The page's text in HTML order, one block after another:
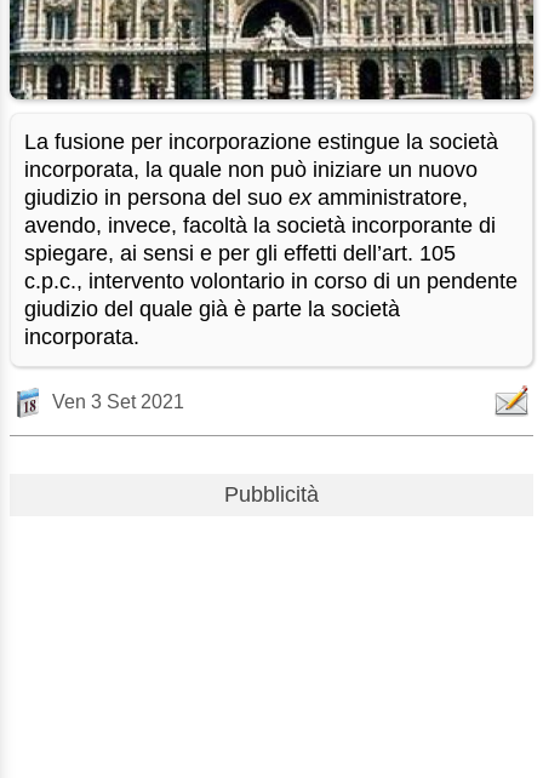
La fusione per incorporazione estingue la società
incorporata, la quale non può iniziare un nuovo
giudizio in persona del suoexamministratore,
avendo, invece, facoltà la società incorporante di
spiegare, ai sensi e per gli effetti dell’art. 105
c.p.c., intervento volontario in corso di un pendente
giudizio del quale già è parte la società
incorporata.
Ven 3 Set 2021
Pubblicità